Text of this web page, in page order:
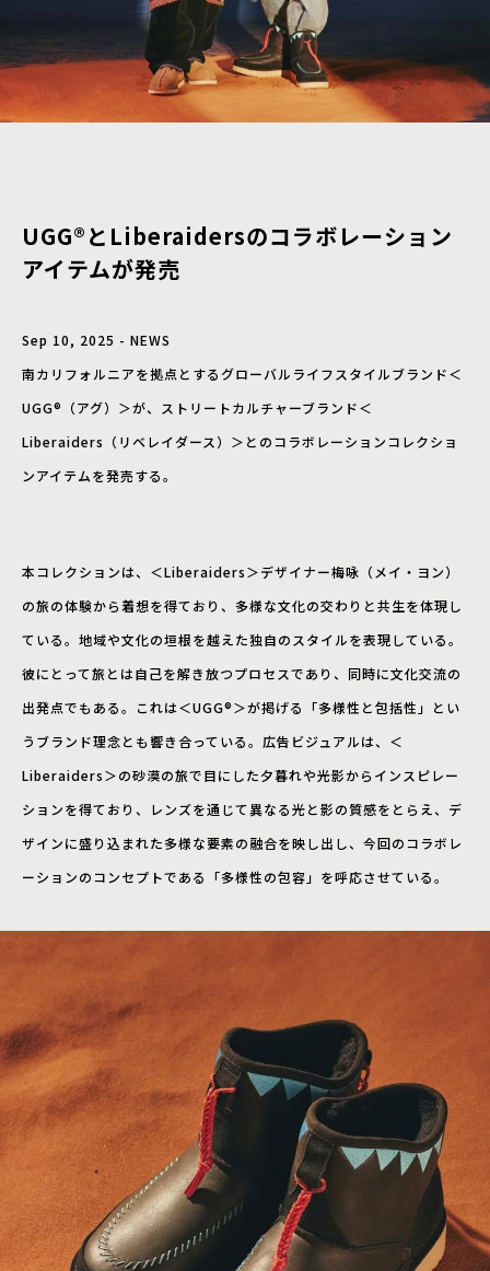
UGG®とLiberaidersのコラボレーション
アイテムが発売
Sep 10, 2025 - NEWS
南カリフォルニアを拠点とするグローバルライフスタイルブランド＜
UGG®（アグ）＞が、ストリートカルチャーブランド＜
Liberaiders（リベレイダース）＞とのコラボレーションコレクショ
ンアイテムを発売する。
本コレクションは、＜Liberaiders＞デザイナー梅咏（メイ・ヨン）
の旅の体験から着想を得ており、多様な文化の交わりと共生を体現し
ている。地域や文化の垣根を越えた独自のスタイルを表現している。
彼にとって旅とは自己を解き放つプロセスであり、同時に文化交流の
出発点でもある。これは＜UGG®＞が掲げる「多様性と包括性」とい
うブランド理念とも響き合っている。広告ビジュアルは、＜
Liberaiders＞の砂漠の旅で目にした夕暮れや光影からインスピレー
ションを得ており、レンズを通じて異なる光と影の質感をとらえ、デ
ザインに盛り込まれた多様な要素の融合を映し出し、今回のコラボレ
ーションのコンセプトである「多様性の包容」を呼応させている。